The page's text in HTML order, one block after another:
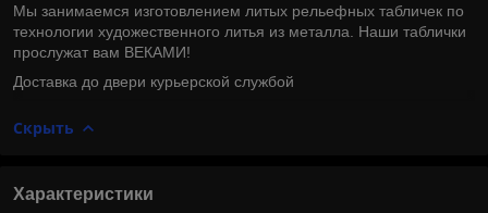
Мы занимаемся изготовлением литых рельефных табличек по
технологии художественного литья из металла. Наши таблички
прослужат вам ВЕКАМИ!
Доставка до двери курьерской службой
Скрыть
Характеристики